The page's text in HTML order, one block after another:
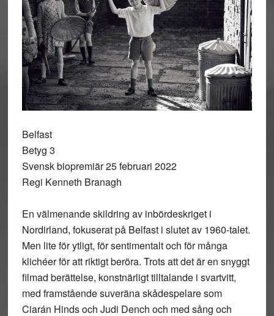
Belfast
Betyg 3
Svensk biopremiär 25 februari 2022
Regi Kenneth Branagh
En välmenande skildring av inbördeskriget i
Nordirland, fokuserat på Belfast i slutet av 1960-talet.
Men lite för ytligt, för sentimentalt och för många
klichéer för att riktigt beröra. Trots att det är en snyggt
filmad berättelse, konstnärligt tilltalande i svartvitt,
med framstående suveräna skådespelare som
Ciarán Hinds och Judi Dench och med sång och